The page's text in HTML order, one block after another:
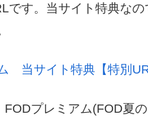
です。当サイト特典な
当サイト特典【特別
プレミアム(FOD夏